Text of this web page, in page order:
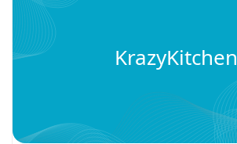
KrazyKitchen